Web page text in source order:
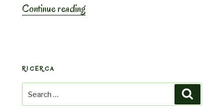
Continue reading“Nuvola
RICERCA
Search
for: